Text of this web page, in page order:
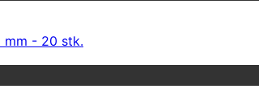
mm - 20 stk.